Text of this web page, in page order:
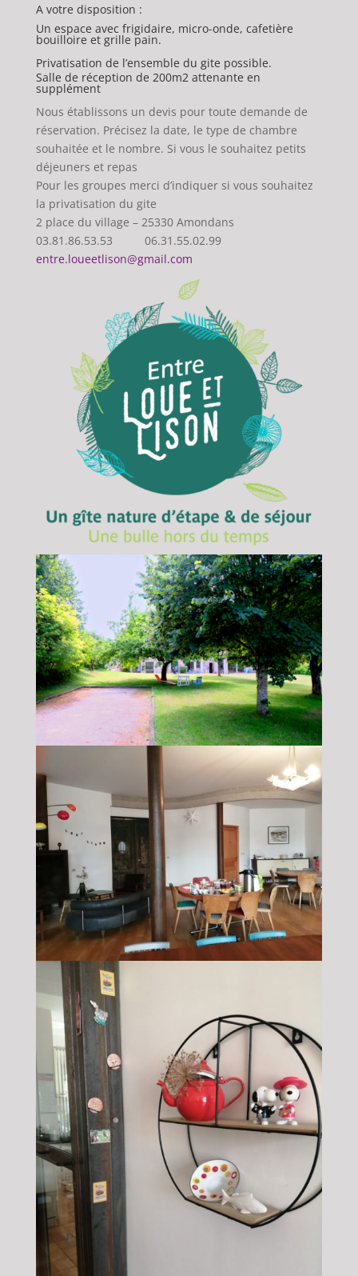
A votre disposition :
Un espace avec frigidaire, micro-onde, cafetière
bouilloire et grille pain.
Privatisation de l’ensemble du gite possible.
Salle de réception de 200m2 attenante en
supplément
Nous établissons un devis pour toute demande de
réservation. Précisez la date, le type de chambre
souhaitée et le nombre. Si vous le souhaitez petits
déjeuners et repas
Pour les groupes merci d’indiquer si vous souhaitez
la privatisation du gite
2 place du village – 25330 Amondans
03.81.86.53.53 06.31.55.02.99
entre.loueetlison@gmail.com